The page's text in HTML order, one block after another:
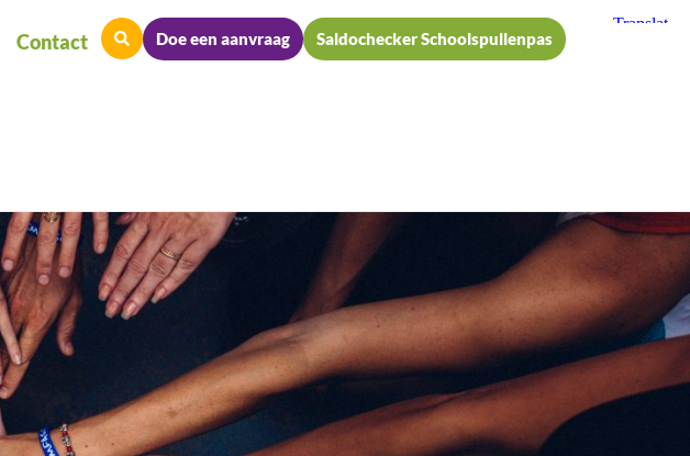
Contact Doe een aanvraag Saldochecker Schoolspullenpas